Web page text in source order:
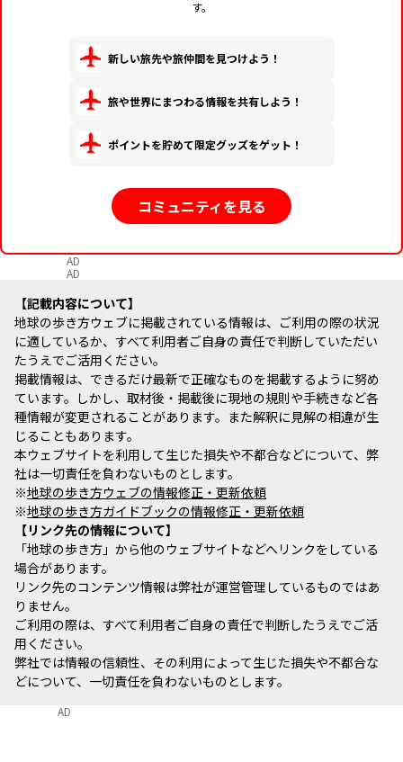
す。
新しい旅先や旅仲間を見つけよう！
旅や世界にまつわる情報を共有しよう！
ポイントを貯めて限定グッズをゲット！
コミュニティを見る
AD
AD
記載内容について
地球の歩き方ウェブに掲載されている情報は、ご利用の際の状況
に適しているか、すべて利用者ご自身の責任で判断していただい
たうえでご活用ください。
掲載情報は、できるだけ最新で正確なものを掲載するように努め
ています。しかし、取材後・掲載後に現地の規則や手続きなど各
種情報が変更されることがあります。また解釈に見解の相違が生
じることもあります。
本ウェブサイトを利用して生じた損失や不都合などについて、弊
社は一切責任を負わないものとします。
※地球の歩き方ウェブの情報修正・更新依頼
※地球の歩き方ガイドブックの情報修正・更新依頼
リンク先の情報について
「地球の歩き方」から他のウェブサイトなどへリンクをしている
場合があります。
リンク先のコンテンツ情報は弊社が運営管理しているものではあ
りません。
ご利用の際は、すべて利用者ご自身の責任で判断したうえでご活
用ください。
弊社では情報の信頼性、その利用によって生じた損失や不都合な
どについて、一切責任を負わないものとします。
AD